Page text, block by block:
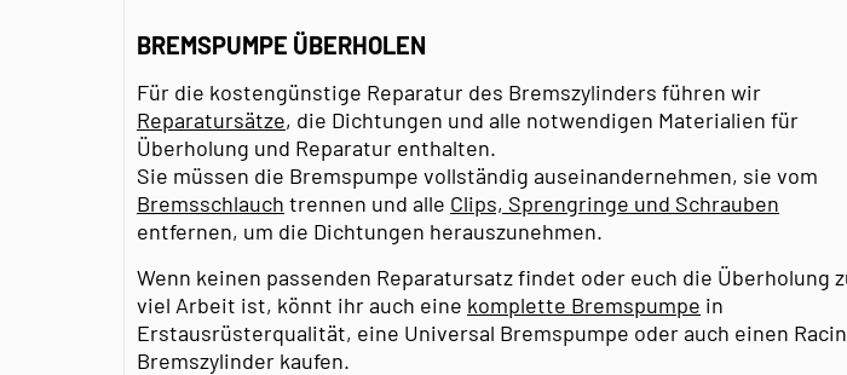
BREMSPUMPE ÜBERHOLEN
Für die kostengünstige Reparatur des Bremszylinders führen wir
Reparatursätze, die Dichtungen und alle notwendigen Materialien für
Überholung und Reparatur enthalten.
Sie müssen die Bremspumpe vollständig auseinandernehmen, sie vom
Bremsschlauch trennen und alle Clips, Sprengringe und Schrauben
entfernen, um die Dichtungen herauszunehmen.
Wenn keinen passenden Reparatursatz findet oder euch die Überholung
viel Arbeit ist, könnt ihr auch eine komplette Bremspumpe in
Erstausrüsterqualität, eine Universal Bremspumpe oder auch einen
Bremszylinder kaufen.